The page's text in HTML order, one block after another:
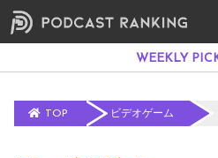
TOP ビデオゲーム